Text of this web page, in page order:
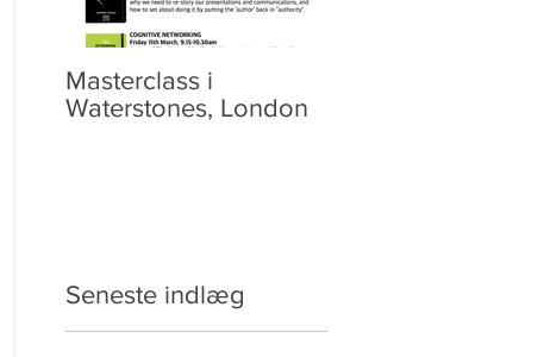
Masterclass i
Waterstones, London
Seneste indlæg